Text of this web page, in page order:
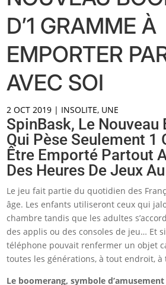
D’1 GRAMME À
EMPORTER
AVEC SOI
2 OCT 2019 | INSOLITE, UNE
SpinBask, Le Nouveau
Qui Pèse Seulement 1
Être Emporté Partout
Des Heures De Jeux
Le jeu fait partie du quotidien des
âge. Les enfants utiliseront ceux qui
chambre tandis que les adultes
des applis ou des consoles de jeu… Et
téléphone pouvait renfermer un objet
toutes les générations, à tout endroit, à
Le boomerang, symbole